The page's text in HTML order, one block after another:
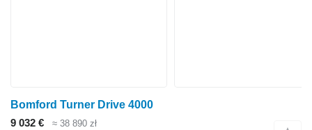
Bomford Turner Drive 4000
9 032 €
≈ 38 890 zł